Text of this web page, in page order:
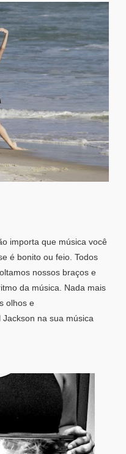
importa que música você
é bonito ou feio. Todos
nossos braços e
da música. Nada mais
olhos e
na sua música